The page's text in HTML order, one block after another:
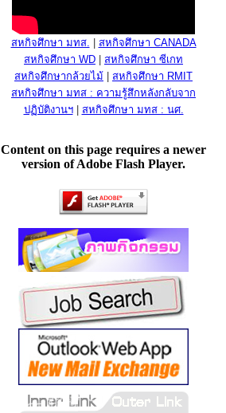
สหกิจศึกษา มทส.
สหกิจศึกษา CANADA
สหกิจศึกษา WD
สหกิจศึกษา ซีเกท
สหกิจศึกษากล้วยไม้
สหกิจศึกษา RMIT
สหกิจศึกษา มทส : ความรู้สึกหลังกลับจาก
ปฏิบัติงานฯ| สหกิจศึกษา มทส : นศ.
Content on this page requires a newer
version of Adobe Flash Player.